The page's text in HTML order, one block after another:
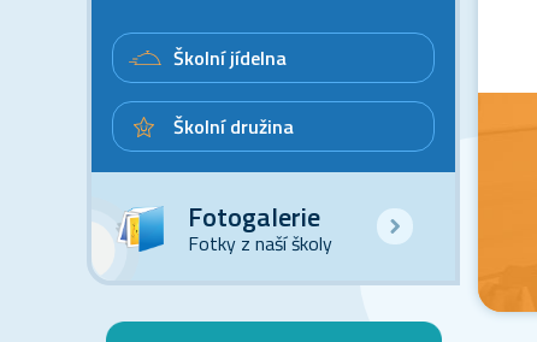
Školní jídelna
Školní družina
Fotogalerie
Fotky z naší školy